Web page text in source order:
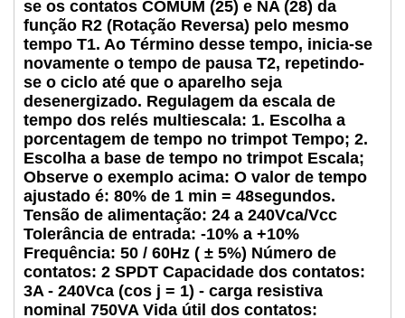
se os contatos COMUM (25) e NA (28) da
função R2 (Rotação Reversa) pelo mesmo
tempo T1. Ao Término desse tempo, inicia-se
novamente o tempo de pausa T2, repetindo-
se o ciclo até que o aparelho seja
desenergizado. Regulagem da escala de
tempo dos relés multiescala: 1. Escolha a
porcentagem de tempo no trimpot Tempo; 2.
Escolha a base de tempo no trimpot Escala;
Observe o exemplo acima: O valor de tempo
ajustado é: 80% de 1 min = 48segundos.
Tensão de alimentação: 24 a 240Vca/Vcc
Tolerância de entrada: -10% a +10%
Frequência: 50 / 60Hz ( ± 5%) Número de
contatos: 2 SPDT Capacidade dos contatos:
3A - 240Vca (cos j = 1) - carga resistiva
nominal 750VA Vida útil dos contatos: